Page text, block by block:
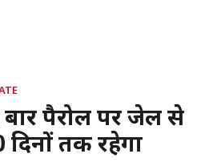
बार पैरोल पर जेल से
तक रहेगा